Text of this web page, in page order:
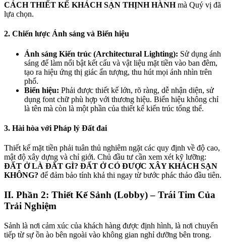
CÁCH THIẾT KẾ KHÁCH SẠN THỊNH HÀNHmà Quý vị đã
lựa chọn.
2. Chiến lược Ánh sáng và Biển hiệu
Ánh sáng Kiến trúc (Architectural Lighting): Sử dụng ánh
sáng để làm nổi bật kết cấu và vật liệu mặt tiền vào ban đêm,
tạo ra hiệu ứng thị giác ấn tượng, thu hút mọi ánh nhìn trên
phố.
Biển hiệu: Phải được thiết kế lớn, rõ ràng, dễ nhận diện, sử
dụng font chữ phù hợp với thương hiệu. Biển hiệu không chỉ
là tên mà còn là một phần của thiết kế kiến trúc tổng thể.
3. Hài hòa với Pháp lý Đất đai
Thiết kế mặt tiền phải tuân thủ nghiêm ngặt các quy định về độ cao,
mật độ xây dựng và chỉ giới. Chủ đầu tư cần xem xét kỹ lưỡng:
ĐẤT Ở LÀ ĐẤT GÌ? ĐẤT Ở CÓ ĐƯỢC XÂY KHÁCH SẠN
KHÔNG? để đảm bảo tính khả thi ngay từ bước phác thảo đầu tiên.
II. Phần 2: Thiết Kế Sảnh (Lobby) – Trái Tim Của
Trải Nghiệm
Sảnh là nơi cảm xúc của khách hàng được định hình, là nơi chuyển
tiếp từ sự ồn ào bên ngoài vào không gian nghỉ dưỡng bên trong.